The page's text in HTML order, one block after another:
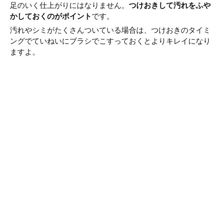
足のいく仕上がりにはなりません。 つけおきして汚れをふや
かしておくのがポイント です。
汚れやシミがたくさんついている場合は、つけおきのタイミ
ングでていねいにブラシでこすっておくとよりキレイになり
ますよ。